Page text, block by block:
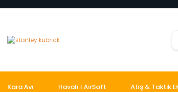
Kara Avı Havalı I AirSoft Atış & Taktik